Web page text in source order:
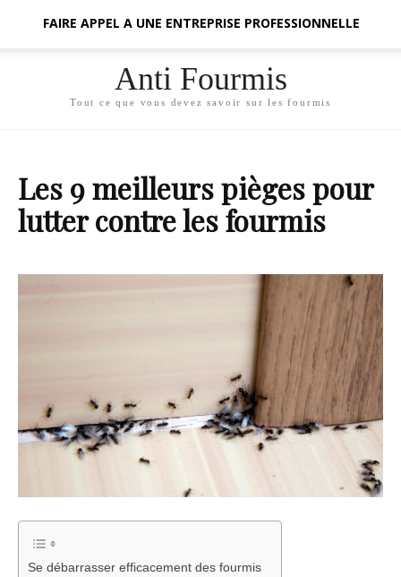
FAIRE APPEL A UNE ENTREPRISE PROFESSIONNELLE
Anti Fourmis
Tout ce que vous devez savoir sur les fourmis
Les 9 meilleurs pièges pour
lutter contre les fourmis
Se débarrasser efficacement des fourmis